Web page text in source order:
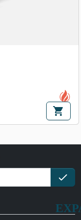
shopping_cart
check